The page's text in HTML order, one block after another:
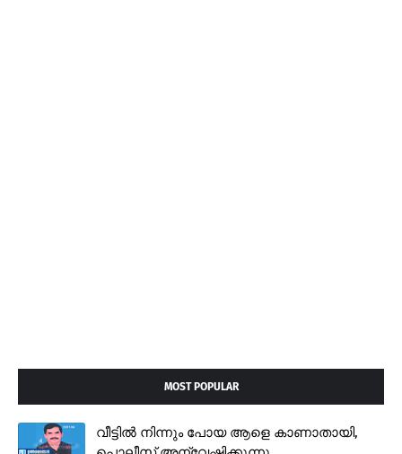
MOST POPULAR
വീട്ടിൽ നിന്നും പോയ ആളെ കാണാതായി,